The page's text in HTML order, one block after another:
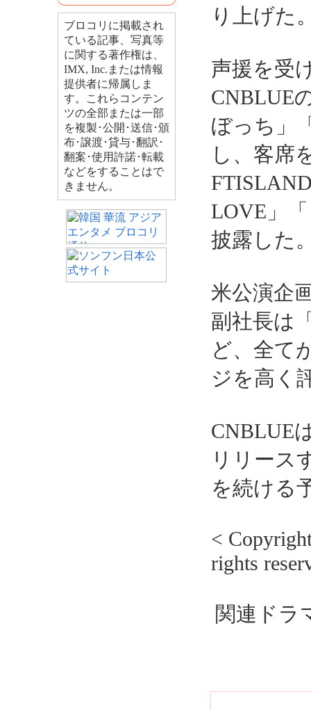
ブロコリに掲載され
ている記事、写真等
に関する著作権は、
IMX, Inc.または情報
提供者に帰属しま
す。これらコンテン
ツの全部または一部
を複製･公開･送信･頒
布･譲渡･貸与･翻訳･
翻案･使用許諾･転載
などをすることはで
きません。
り上げた
声援を受
CNBLUE
ぼっち」
し、客席
LOVE」
披露した
米公演企
副社長は
ど、全て
ジを高く
CNBLUE
リリース
を続ける
<
rights
関連ドラ